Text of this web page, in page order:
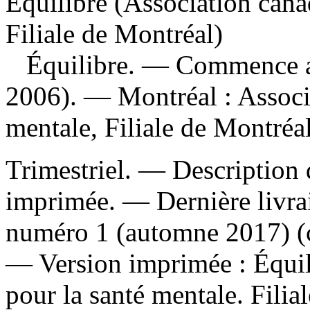
Filiale de Montréal)
Équilibre. — Commence
2006). — Montréal :
mentale, Filiale de
Trimestriel. — Description
imprimée. — Dernière
numéro 1 (automne 2017)
—Version imprimée :
pour la santé mentale.